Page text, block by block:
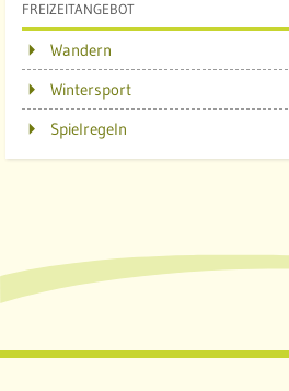
FREIZEITANGEBOT
Wandern
Wintersport
Spielregeln